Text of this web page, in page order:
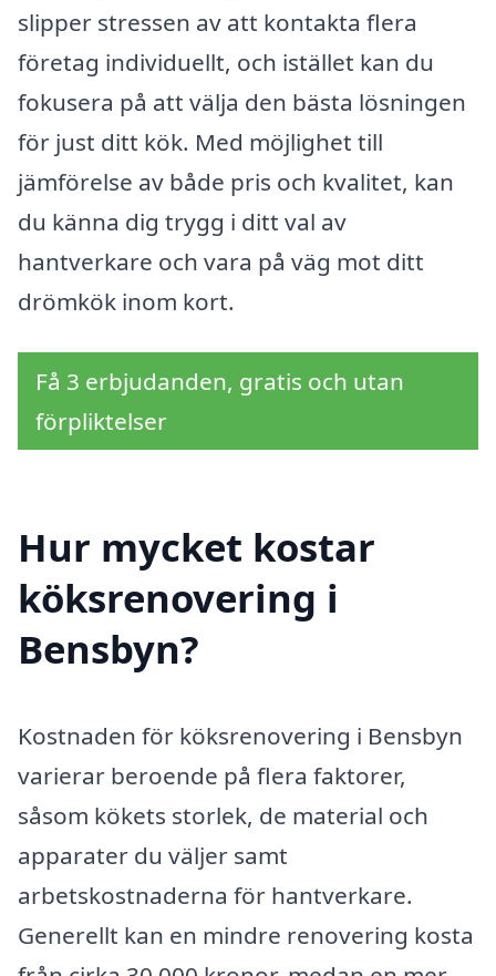
slipper stressen av att kontakta flera
företag individuellt, och istället kan du
fokusera på att välja den bästa lösningen
för just ditt kök. Med möjlighet till
jämförelse av både pris och kvalitet, kan
du känna dig trygg i ditt val av
hantverkare och vara på väg mot ditt
drömkök inom kort.
Få 3 erbjudanden, gratis och utan
förpliktelser
Hur mycket kostar
köksrenovering i
Bensbyn?
Kostnaden för köksrenovering i Bensbyn
varierar beroende på flera faktorer,
såsom kökets storlek, de material och
apparater du väljer samt
arbetskostnaderna för hantverkare.
Generellt kan en mindre renovering kosta